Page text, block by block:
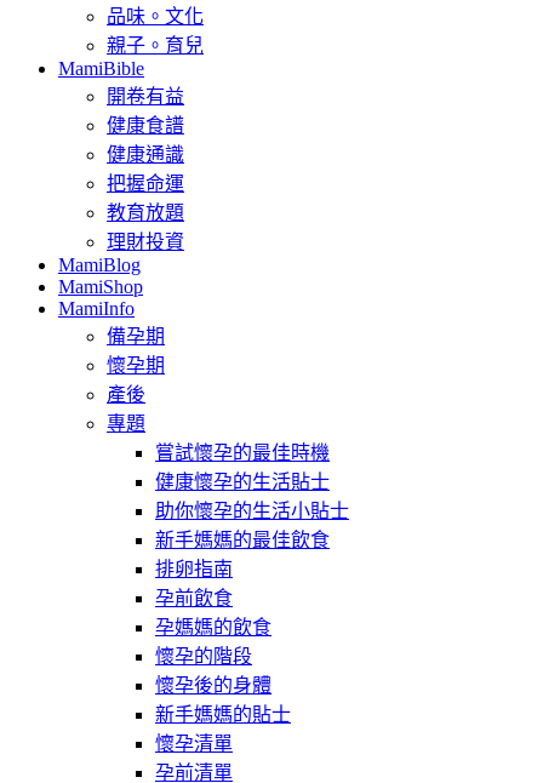
品味。文化
親子。育兒
MamiBible
開卷有益
健康食譜
健康通識
把握命運
教育放題
理財投資
MamiBlog
MamiShop
MamiInfo
備孕期
懷孕期
產後
專題
嘗試懷孕的最佳時機
健康懷孕的生活貼士
助你懷孕的生活小貼士
新手媽媽的最佳飲食
排卵指南
孕前飲食
孕媽媽的飲食
懷孕的階段
懷孕後的身體
新手媽媽的貼士
懷孕清單
孕前清單